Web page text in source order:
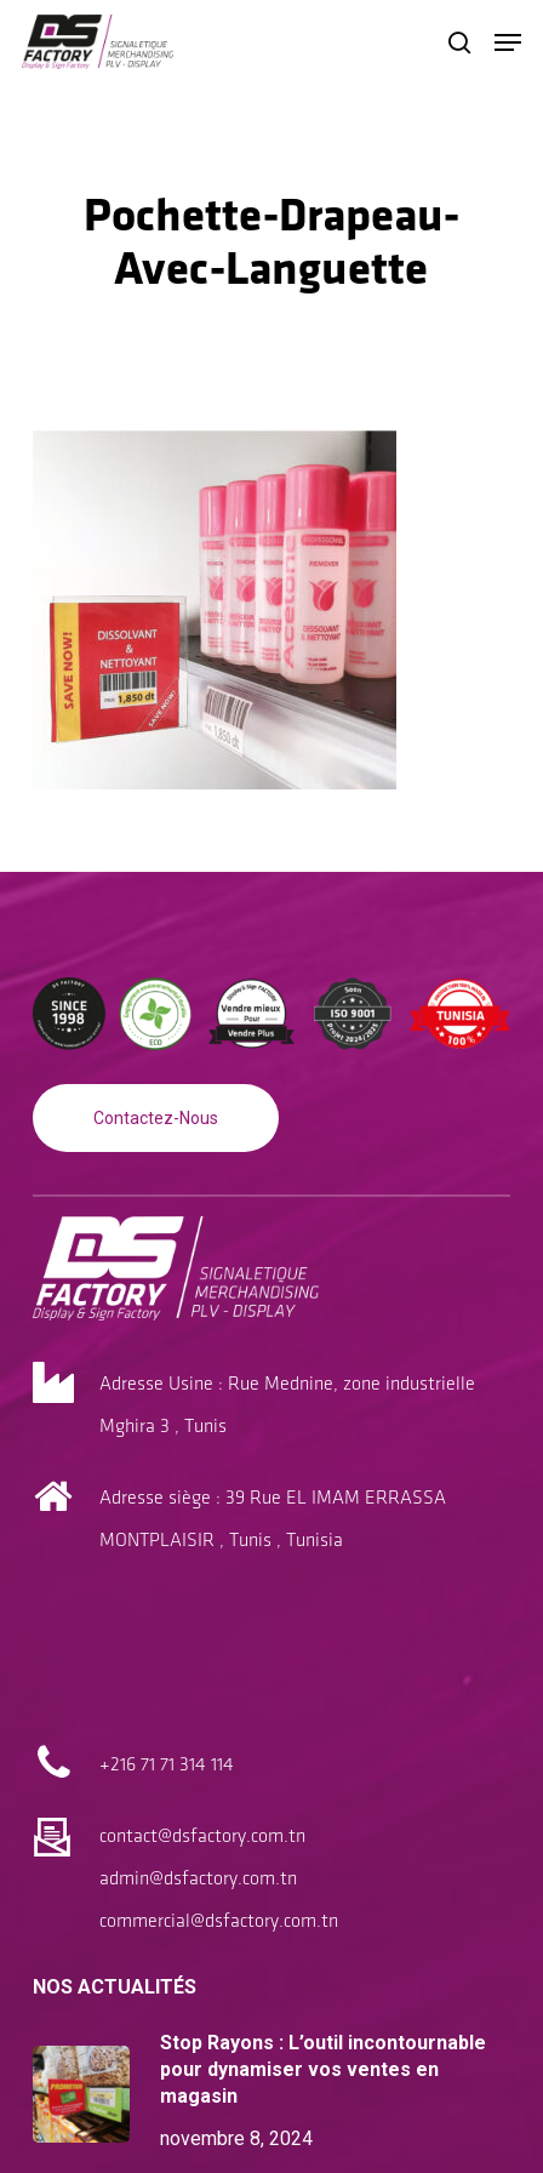
search
Pochette-Drapeau-
Avec-Languette
Contactez-Nous
Adresse Usine : Rue Mednine, zone industrielle
Mghira 3 , Tunis
Adresse siège : 39 Rue EL IMAM ERRASSA
MONTPLAISIR , Tunis , Tunisia
+216 7171 314 114
contact@dsfactory.com.tn
admin@dsfactory.com.tn
commercial@dsfactory.com.tn
NOS ACTUALITÉS
Stop Rayons : L’outil incontournable
pour dynamiser vos ventes en
magasin
novembre 8, 2024